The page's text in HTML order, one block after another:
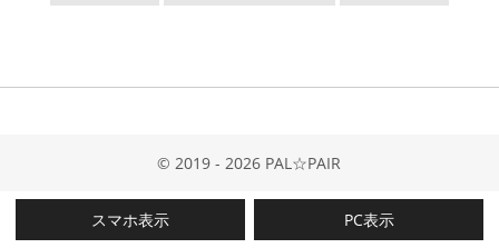
© 2019 - 2026 PAL☆PAIR
スマホ表示 PC表示